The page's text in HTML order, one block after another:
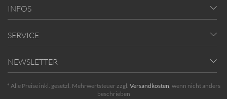
INFOS
SERVICE
NEWSLETTER
* Alle Preise inkl. gesetzl. Mehrwertsteuer zzgl. Versandkosten, wenn nicht anders
beschrieben